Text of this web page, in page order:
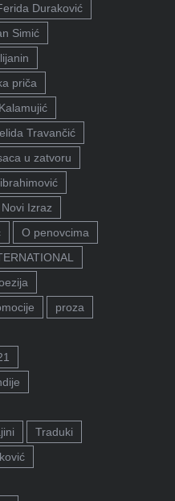
Duraković
Simić
priča
Travančić
u zatvoru
Novi Izraz
O penovcima
proza
Traduki